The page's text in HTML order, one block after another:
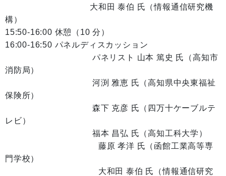
大和田 泰伯 氏（情報通信研究機
構）
15:50-16:00 休憩（10 分）
16:00-16:50 パネルディスカッション
パネリスト 山本 篤史 氏（高知市
消防局）
河渕 雅恵 氏（高知県中央東福祉
保険所）
森下 克彦 氏（四万十ケーブルテ
レビ）
福本 昌弘 氏（高知工科大学）
藤原 孝洋 氏（函館工業高等専
門学校）
大和田 泰伯 氏（情報通信研究